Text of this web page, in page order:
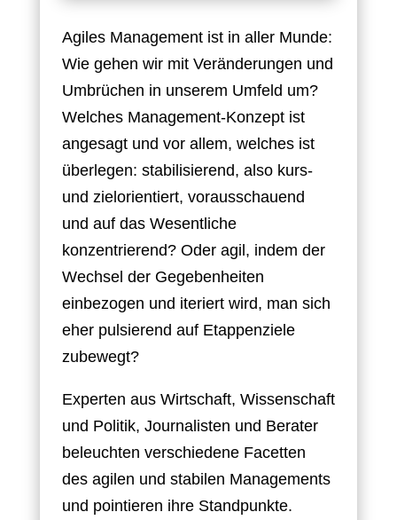
Agiles Management ist in aller Munde:
Wie gehen wir mit Veränderungen und
Umbrüchen in unserem Umfeld um?
Welches Management-Konzept ist
angesagt und vor allem, welches ist
überlegen: stabilisierend, also kurs-
und zielorientiert, vorausschauend
und auf das Wesentliche
konzentrierend? Oder agil, indem der
Wechsel der Gegebenheiten
einbezogen und iteriert wird, man sich
eher pulsierend auf Etappenziele
zubewegt?
Experten aus Wirtschaft, Wissenschaft
und Politik, Journalisten und Berater
beleuchten verschiedene Facetten
des agilen und stabilen Managements
und pointieren ihre Standpunkte.